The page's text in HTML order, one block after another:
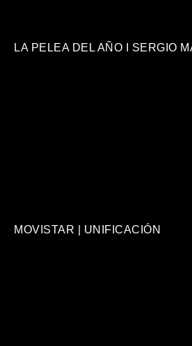
LA PELEA DEL AÑO I SERGIO
MOVISTAR | UNIFICACIÓN